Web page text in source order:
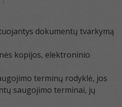
dokumentų tvarkymą
kopijos, elektroninio
terminų rodyklė, jos
saugojimo terminai, jų